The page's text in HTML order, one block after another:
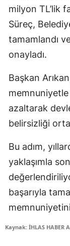
milyon TL’lik
Süreç,
tamamlandı
onayladı.
Başkan
memnuniyetle
azaltarak
belirsizliği
Bu adım,
yaklaşımla
başarıyla
Kaynak: İHLAS HABER